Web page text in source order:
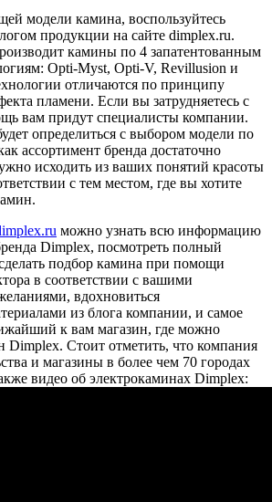
модели камина, воспользуйтесь
продукции на сайте dimplex.ru.
камины по 4 запатентованным
Opti-Myst, Opti-V, Revillusion и
отличаются по принципу
пламени. Если вы затрудняетесь с
вам придут специалисты компании.
определиться с выбором модели по
ассортимент бренда достаточно
исходить из ваших понятий красоты
с тем местом, где вы хотите
можно узнать всю информацию
Dimplex, посмотреть полный
подбор камина при помощи
в соответствии с вашими
вдохновиться
из блога компании, и самое
к вам магазин, где можно
Dimplex. Стоит отметить, что компания
и магазины в более чем 70 городах
видео об электрокаминах Dimplex: